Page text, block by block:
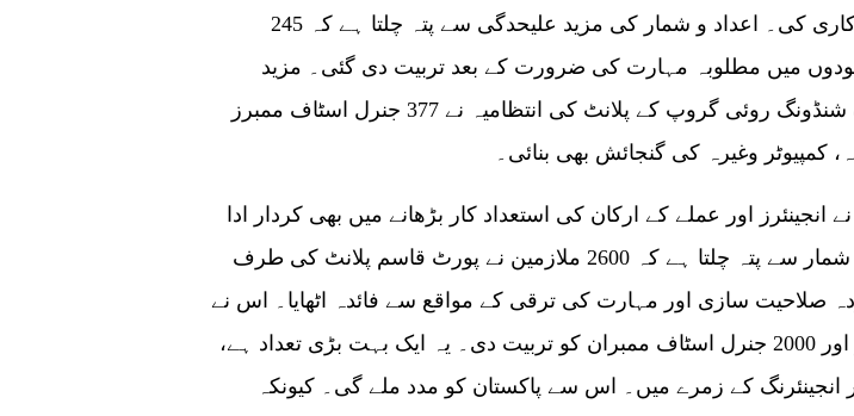
لیے سرمایہ کاری کی۔ اعداد و شمار کی مزید علیحدگی سے پتہ چلتا ہے کہ 245
پودوں میں مطلوبہ مہارت کی ضرورت کے بعد تربیت دی گئی۔ مزید
برآں،ہواینگ شنڈونگ روئی گروپ کے پلانٹ کی انتظامیہ نے 377 جنرل اسٹاف ممبرز
کمپیوٹر وغیرہ کی گنجائش بھی بنائی۔
انجینئرز اور عملے کے ارکان کی استعداد کار بڑھانے میں بھی کردار ادا
کیا۔ اعداد و شمار سے پتہ چلتا ہے کہ 2600 ملازمین نے پورٹ قاسم پلانٹ کی طرف
صلاحیت سازی اور مہارت کی ترقی کے مواقع سے فائدہ اٹھایا۔ اس نے
600 انجینئرز اور 2000 جنرل اسٹاف ممبران کو تربیت دی۔ یہ ایک بہت بڑی تعداد ہے،
کے زمرے میں۔ اس سے پاکستان کو مدد ملے گی۔ کیونکہ